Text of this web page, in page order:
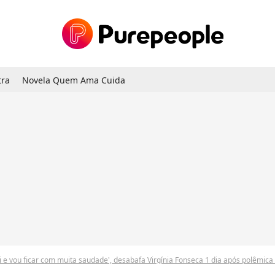
Novela Quem Ama Cuida
e vou ficar com muita saudade', desabafa Virgínia Fonseca 1 dia após